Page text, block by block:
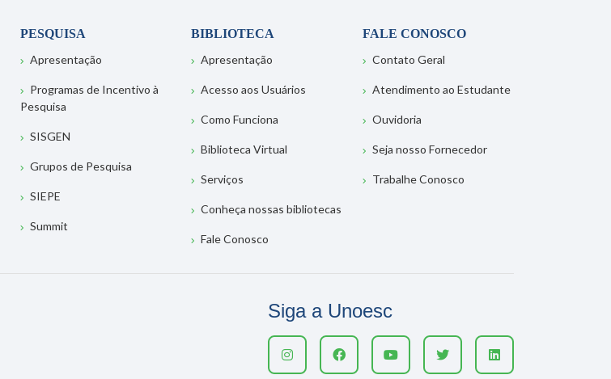
PESQUISA
Apresentação
Programas de Incentivo à
Pesquisa
SISGEN
Grupos de Pesquisa
SIEPE
Summit
BIBLIOTECA
Apresentação
Acesso aos Usuários
Como Funciona
Biblioteca Virtual
Serviços
Conheça nossas bibliotecas
Fale Conosco
FALE CONOSCO
Contato Geral
Atendimento ao Estudante
Ouvidoria
Seja nosso Fornecedor
Trabalhe Conosco
Siga a Unoesc